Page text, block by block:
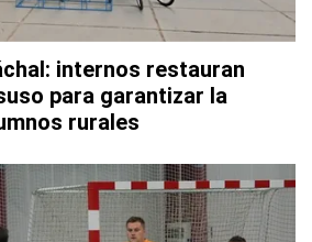
internos restauran
para garantizar la
rurales